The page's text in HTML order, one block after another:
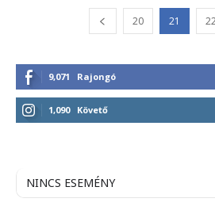
20 21
9,071 Rajongó
1,090 Követő
NINCS ESEMÉNY